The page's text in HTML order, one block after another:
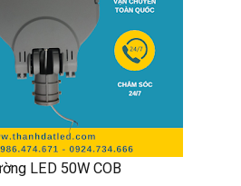
LED 50W COB